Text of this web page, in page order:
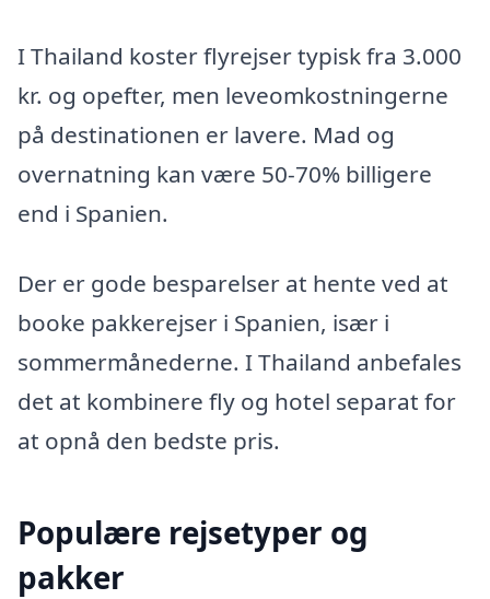
I Thailand koster flyrejser typisk fra 3.000
kr. og opefter, men leveomkostningerne
på destinationen er lavere. Mad og
overnatning kan være 50-70% billigere
end i Spanien.
Der er gode besparelser at hente ved at
booke pakkerejser i Spanien, især i
sommermånederne. I Thailand anbefales
det at kombinere fly og hotel separat for
at opnå den bedste pris.
Populære rejsetyper og
pakker